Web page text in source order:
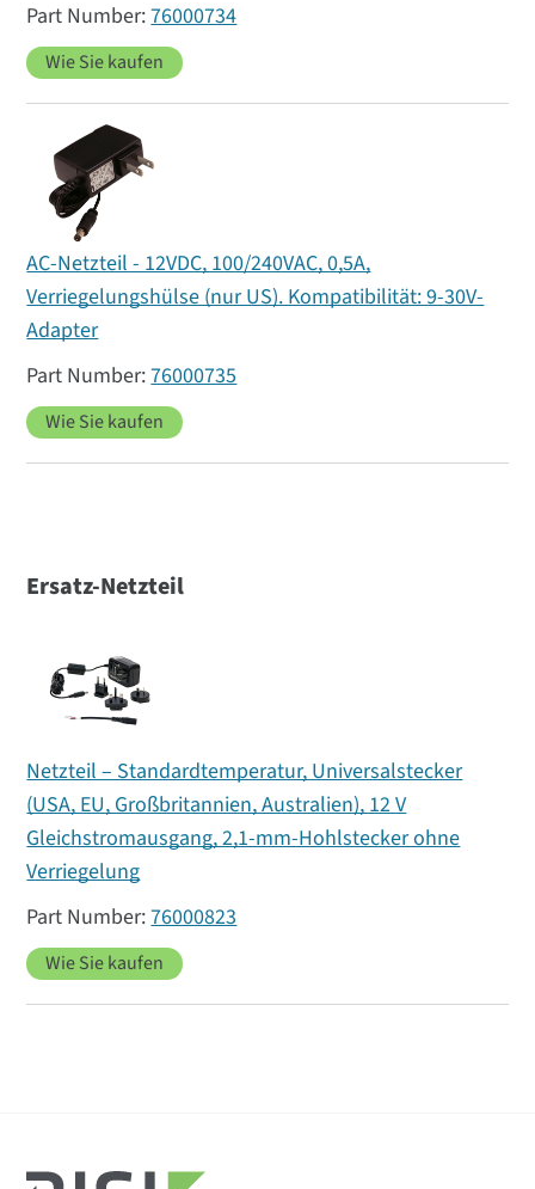
76000734
Wie Sie kaufen
AC-Netzteil - 12VDC, 100/240VAC, 0,5A,
Verriegelungshülse (nur US). Kompatibilität: 9-30V-
Adapter
76000735
Wie Sie kaufen
Ersatz-Netzteil
Netzteil – Standardtemperatur, Universalstecker
(USA, EU, Großbritannien, Australien), 12 V
Gleichstromausgang, 2,1-mm-Hohlstecker ohne
Verriegelung
76000823
Wie Sie kaufen